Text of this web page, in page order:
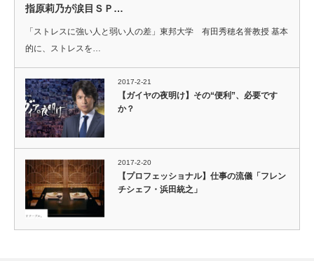
指原莉乃が涙目ＳＰ…
「ストレスに強い人と弱い人の差」東邦大学 有田秀穂名誉教授 基本
的に、ストレスを…
2017-2-21
【ガイヤの夜明け】その“便利”、必要です
か？
2017-2-20
【プロフェッショナル】仕事の流儀「フレン
チシェフ・浜田統之」